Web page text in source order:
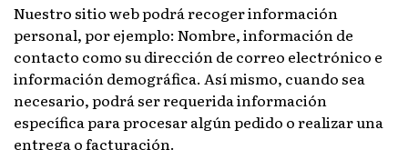
Nuestro sitio web podrá recoger información
personal, por ejemplo: Nombre, información de
contacto como su dirección de correo electrónico e
información demográfica. Así mismo, cuando sea
necesario, podrá ser requerida información
específica para procesar algún pedido o realizar una
entrega o facturación.